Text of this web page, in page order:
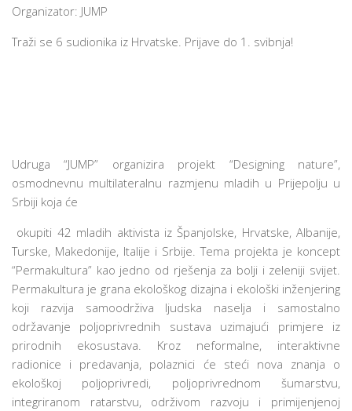
Organizator: JUMP
Traži se 6 sudionika iz Hrvatske. Prijave do 1. svibnja!
Udruga “JUMP” organizira projekt “Designing nature”,
osmodnevnu multilateralnu razmjenu mladih u Prijepolju u
Srbiji koja će
okupiti 42 mladih aktivista iz Španjolske, Hrvatske, Albanije,
Turske, Makedonije, Italije i Srbije. Tema projekta je koncept
“Permakultura” kao jedno od rješenja za bolji i zeleniji svijet.
Permakultura je grana ekološkog dizajna i ekološki inženjering
koji razvija samoodrživa ljudska naselja i samostalno
održavanje poljoprivrednih sustava uzimajući primjere iz
prirodnih ekosustava. Kroz neformalne, interaktivne
radionice i predavanja, polaznici će steći nova znanja o
ekološkoj poljoprivredi, poljoprivrednom šumarstvu,
integriranom ratarstvu, održivom razvoju i primijenjenoj